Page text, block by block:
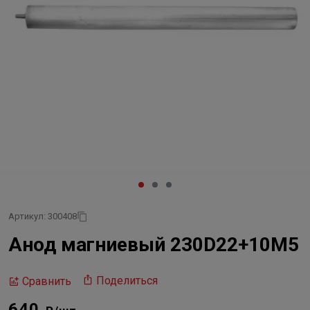
Артикул: 300408
Анод магниевый 230D22+10M5
Сравнить Поделиться